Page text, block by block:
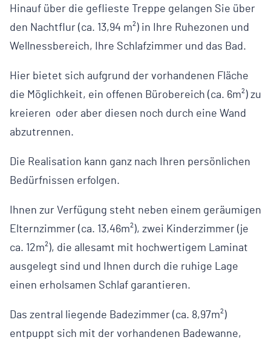
Hinauf über die geflieste Treppe gelangen Sie über
den Nachtflur (ca. 13,94 m²) in Ihre Ruhezonen und
Wellnessbereich, Ihre Schlafzimmer und das Bad.
Hier bietet sich aufgrund der vorhandenen Fläche
die Möglichkeit, ein offenen Bürobereich (ca. 6m²) zu
kreieren oder aber diesen noch durch eine Wand
abzutrennen.
Die Realisation kann ganz nach Ihren persönlichen
Bedürfnissen erfolgen.
Ihnen zur Verfügung steht neben einem geräumigen
Elternzimmer (ca. 13,46m²), zwei Kinderzimmer (je
ca. 12m²), die allesamt mit hochwertigem Laminat
ausgelegt sind und Ihnen durch die ruhige Lage
einen erholsamen Schlaf garantieren.
Das zentral liegende Badezimmer (ca. 8,97m²)
entpuppt sich mit der vorhandenen Badewanne,